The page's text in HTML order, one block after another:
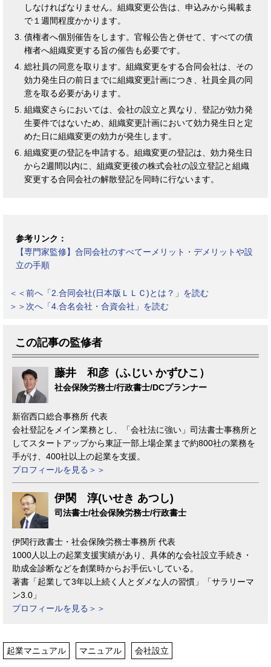
しなければなりません。組織変更公告は、申込みから掲載ま
で１週間程度かかります。
債権者へ個別催告をします。官報公告と併せて、すべての債
権者へ組織変更する旨の催告も必要です。
総社員の同意を取ります。組織変更をする合同会社は、その
効力発生日の前日までに組織変更計画につき、社員全員の同
意を取る必要があります。
組織変さらにおいては、会社の設立と異なり、登記が効力発
生要件ではないため、組織変更計画において効力発生日と定
めた日に組織変更の効力が発生します。
組織変更の登記を申請する。組織変更の登記は、効力発生日
から2週間以内に、組織変更後の株式会社の設立登記と組織
変更する合同会社の解散登記を同時に行ないます。
参考リンク：
【専門家監修】合同会社のすべてーメリット・デメリットや設
立の手順
＜＜前へ「2.合同会社(日本版ＬＬＣ)とは？」を読む
＞＞次へ「4.合名会社・合資会社」を読む
この記事の監修者
藤井 和彦（ふじい かずひこ）
社会保険労務士/行政書士/DCプランナー
新宿西口総合事務所 代表
会社登記をメイン業務とし、「会社法に強い」司法書士事務所と
してスタートアップから東証一部上場企業まで約800社の業務を
手がけ、400社以上の起業を支援。
プロフィールを見る＞＞
伊関 淳(いせき あつし)
司法書士/社会保険労務士/行政書士
伊関行政書士・社会保険労務士事務所 代表
1000人以上の起業支援実績があり、具体的な会社設立手続き・
助成金診断などを創業時からお手伝いしている。
著書「起業して3年以上続く人とダメな人の習慣」「サラリーマ
ン3.0」
プロフィールを見る＞＞
起業マニュアル マニュアル 会社設立